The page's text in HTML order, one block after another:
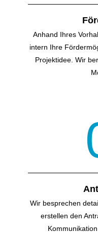
Anhand Ihres
intern Ihre
Projektidee. Wir
Wir besprechen
erstellen den